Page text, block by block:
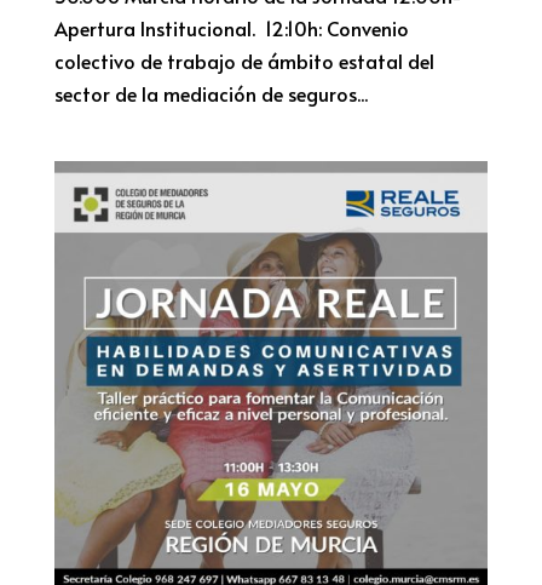
Apertura Institucional. 12:10h: Convenio
colectivo de trabajo de ámbito estatal del
sector de la mediación de seguros...